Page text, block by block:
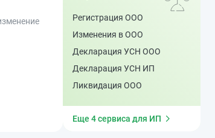
Регистрация ООО
Изменения в ООО
Декларация УСН ООО
Декларация УСН ИП
Ликвидация ООО
Еще 4 сервиса для ИП